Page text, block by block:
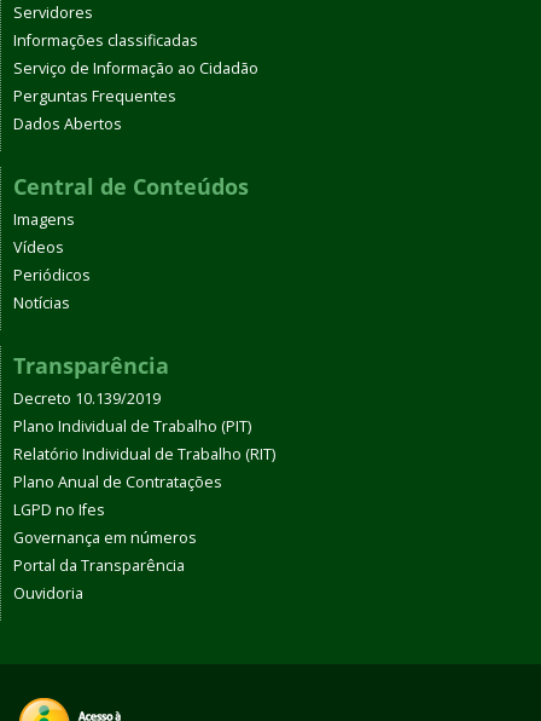
Servidores
Informações classificadas
Serviço de Informação ao Cidadão
Perguntas Frequentes
Dados Abertos
Central de Conteúdos
Imagens
Vídeos
Periódicos
Notícias
Transparência
Decreto 10.139/2019
Plano Individual de Trabalho (PIT)
Relatório Individual de Trabalho (RIT)
Plano Anual de Contratações
LGPD no Ifes
Governança em números
Portal da Transparência
Ouvidoria